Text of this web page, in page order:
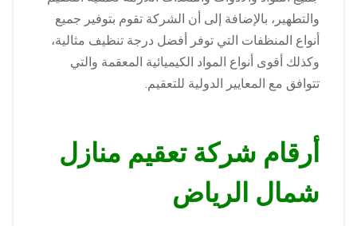
والتطهير، بالإضافة إلى أن الشركة تقوم بتوفير جميع
أنواع المنظفات التي توفر أفضل درجة تنظيف مثالية،
وكذلك أقوى أنواع المواد الكيميائية المعقمة والتي
تتوافق مع المعايير الدولية للتعقيم.
أرقام شركة تعقيم منازل
شمال الرياض